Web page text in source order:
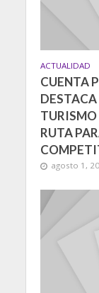
ACTUALIDAD
CUENTA
TURISMO
RUTA
agosto 1,